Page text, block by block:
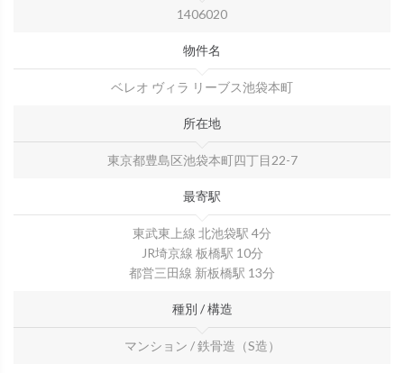
1406020
物件名
ベレオ ヴィラ リーブス池袋本町
所在地
東京都豊島区池袋本町四丁目22-7
最寄駅
東武東上線 北池袋駅 4分
JR埼京線 板橋駅 10分
都営三田線 新板橋駅 13分
種別 / 構造
マンション / 鉄骨造（S造）